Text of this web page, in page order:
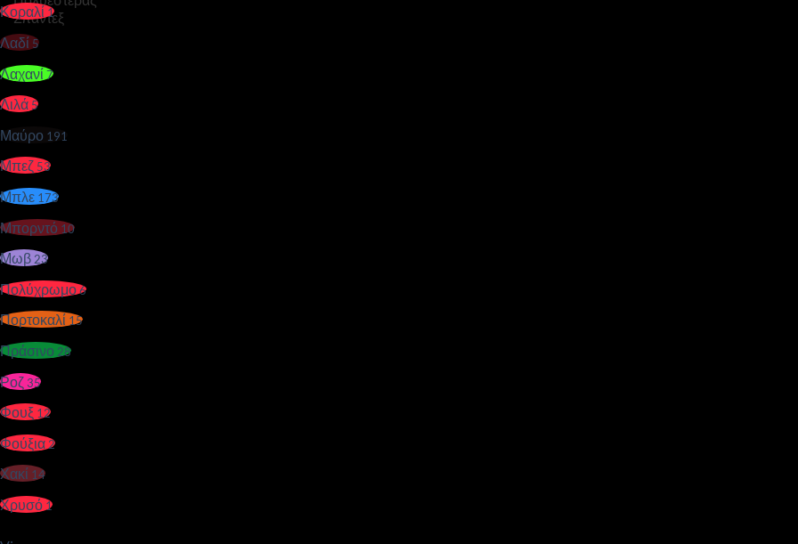
Κοραλί1
Λαδί 5
Λαχανί7
Λιλά 5
Μαύρο 191
Μπεζ 53
Μπλε 173
Μπορντό 10
Μωβ23
Πολύχρωμο6
Πορτοκαλί 15
Πράσινο 28
Ροζ35
Φουξ 12
Φούξια2
Χακί 14
Χρυσό1